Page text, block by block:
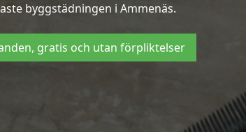
byggstädningen i Ammenäs.
gratis och utan förpliktelser